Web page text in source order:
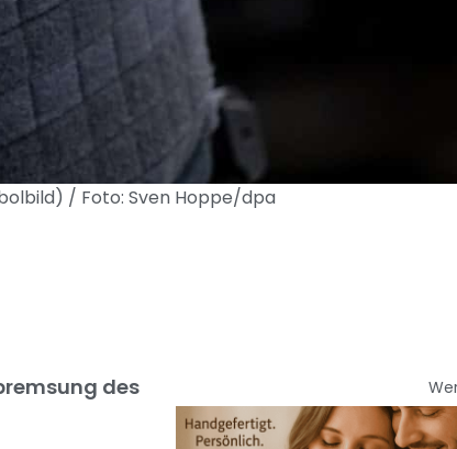
/ Foto: Sven Hoppe/dpa
des